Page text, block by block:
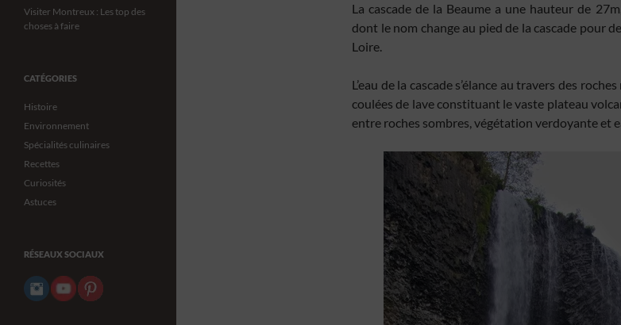
La cascade de la Beaume a une hauteur de
dont le nom change au pied de la cascade pour
Loire.
L’eau de la cascade s’élance au travers des
coulées de lave constituant le vaste plateau
entre roches sombres, végétation verdoyante et
Visiter Montreux : Les top des
choses à faire
CATÉGORIES
Histoire
Environnement
Spécialités culinaires
Recettes
Curiosités
Astuces
RÉSEAUX SOCIAUX